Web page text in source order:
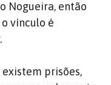
Nogueira, então
vínculo é
prisões,